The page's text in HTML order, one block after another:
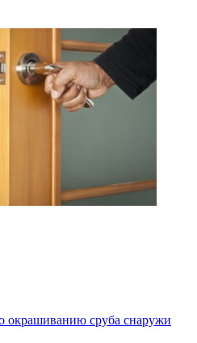
окрашиванию сруба снаружи